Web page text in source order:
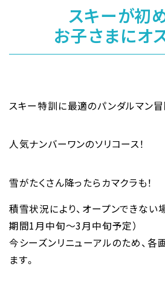
スキーが初
お子さまにオス
スキー特訓に最適のパンダルマン
人気ナンバーワンのソリコース！
雪がたくさん降ったらカマクラも！
積雪状況により、オープンできない
期間1月中旬～3月中旬予定）
今シーズンリニューアルのため、各
ます。